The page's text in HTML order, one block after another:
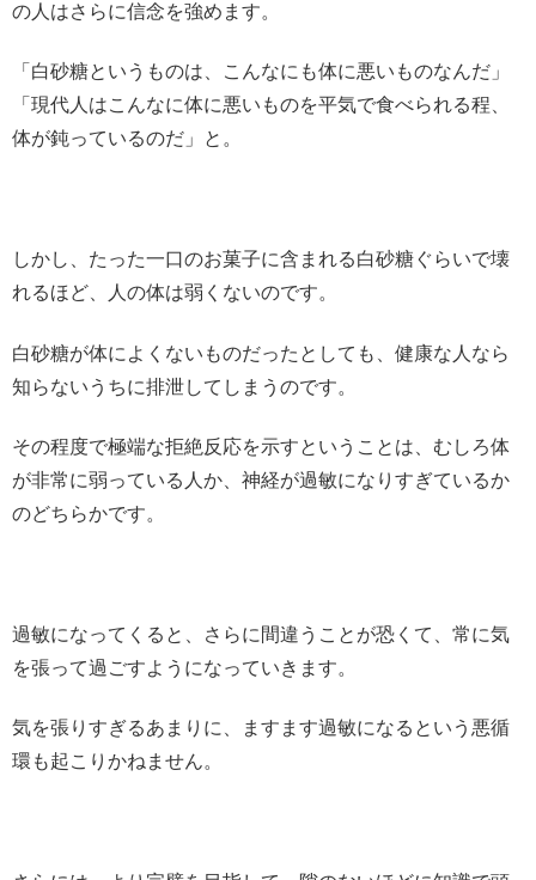
の人はさらに信念を強めます。
「白砂糖というものは、こんなにも体に悪いものなんだ」
「現代人はこんなに体に悪いものを平気で食べられる程、
体が鈍っているのだ」と。
しかし、たった一口のお菓子に含まれる白砂糖ぐらいで壊
れるほど、人の体は弱くないのです。
白砂糖が体によくないものだったとしても、健康な人なら
知らないうちに排泄してしまうのです。
その程度で極端な拒絶反応を示すということは、むしろ体
が非常に弱っている人か、神経が過敏になりすぎているか
のどちらかです。
過敏になってくると、さらに間違うことが恐くて、常に気
を張って過ごすようになっていきます。
気を張りすぎるあまりに、ますます過敏になるという悪循
環も起こりかねません。